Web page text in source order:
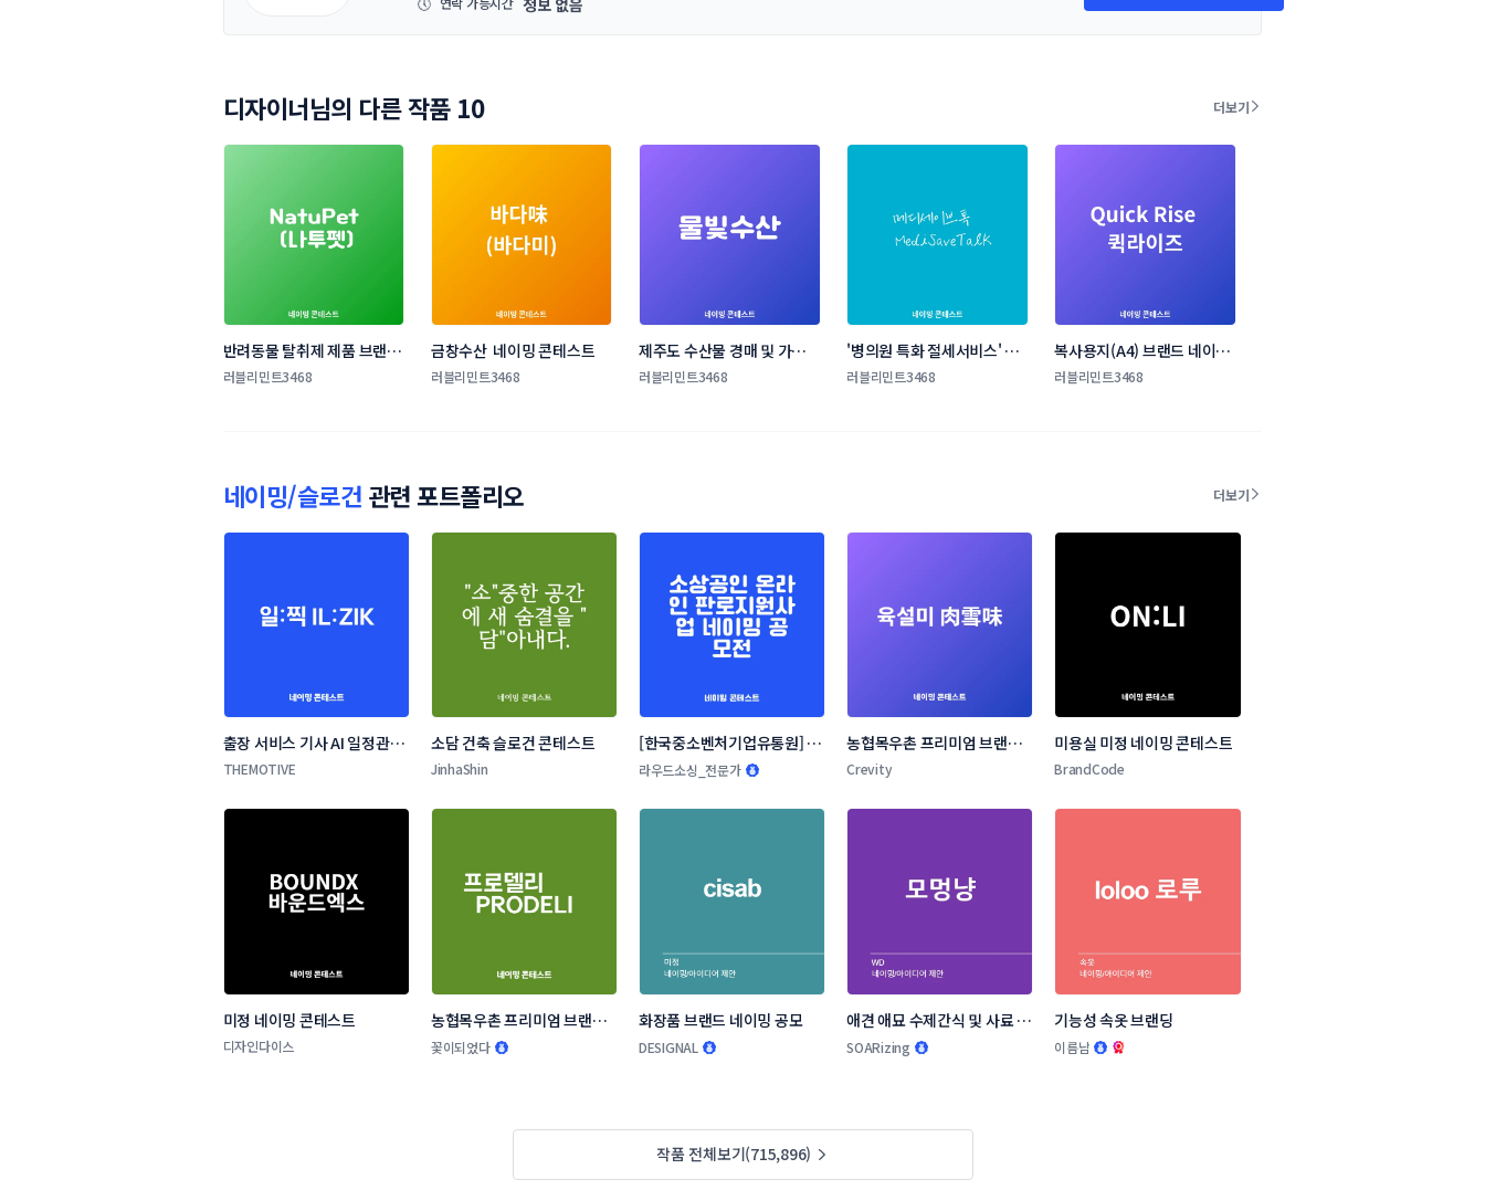
정보 없음
디자이너님의 다른 작품 10 더보기
반려동물 탈취제 제품 브랜드
네이밍 콘테스트
러블리민트3468
금창수산  네이밍 콘테스트
러블리민트3468
제주도 수산물 경매 및 가공
및 유통 네이밍 콘테스트
러블리민트3468
'병의원 특화 절세서비스' 신
규 브랜드 네이밍 콘테스트
러블리민트3468
복사용지(A4) 브랜드 네이밍
콘테스트
러블리민트3468
네이밍/슬로건 관련 포트폴리오 더보기
출장 서비스 기사 AI 일정관리
앱 네이밍 콘테스트
THEMOTIVE
소담 건축 슬로건 콘테스트
JinhaShin
[한국중소벤처기업유통원] 소
상공인 온라인 판로지원사업
라우드소싱_전문가
농협목우촌 프리미엄 브랜드
네이밍 공모
Crevity
미용실 미정 네이밍 콘테스트
BrandCode
미정 네이밍 콘테스트
디자인다이스
농협목우촌 프리미엄 브랜드
네이밍 공모
꽃이되었다
화장품 브랜드 네이밍 공모
DESIGNAL
애견 애묘 수제간식 및 사료 브
랜드 작명부탁드립니다.
SOARizing
기능성 속옷 브랜딩
이름남
작품 전체보기(715,896)